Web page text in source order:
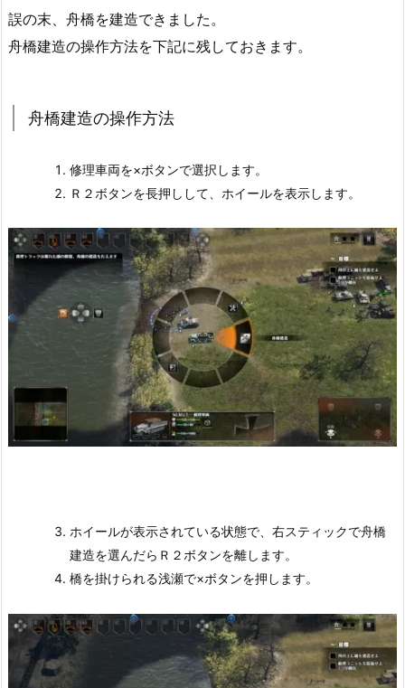
誤の末、舟橋を建造できました。
舟橋建造の操作方法を下記に残しておきます。
舟橋建造の操作方法
修理車両を×ボタンで選択します。
Ｒ２ボタンを長押しして、ホイールを表示します。
ホイールが表示されている状態で、右スティックで舟橋
建造を選んだらＲ２ボタンを離します。
橋を掛けられる浅瀬で×ボタンを押します。